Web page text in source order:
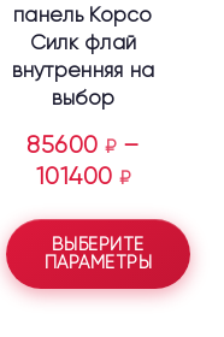
панель Корсо
Силк флай
внутренняя на
выбор
85600₽ –
101400 ₽
ВЫБЕРИТЕ
ПАРАМЕТРЫ